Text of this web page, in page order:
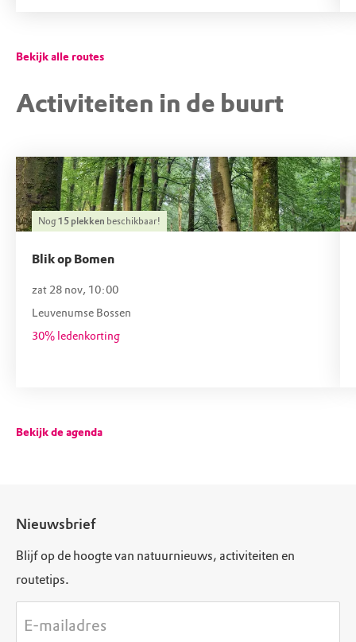
Hebben jullie al een vis gezien of iets anders in
het water?
Bekijk alle routes
Activiteiten in de buurt
Nog15 plekken beschikbaar!
Blik op Bomen
zat 28 nov, 10:00
Leuvenumse Bossen
30% ledenkorting
Bekijk de agenda
Nieuwsbrief
Blijf op de hoogte van natuurnieuws, activiteiten en
routetips.
E-mailadres